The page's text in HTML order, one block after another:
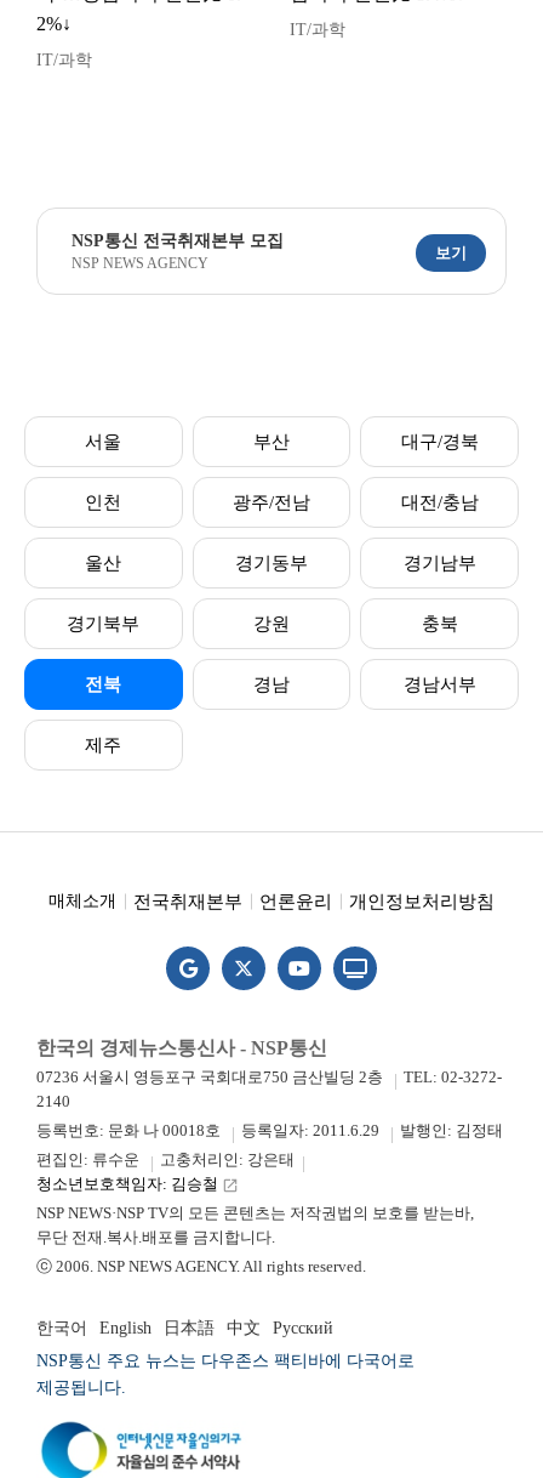
2%↓
IT/과학
IT/과학
NSP통신 전국취재본부 모집
NSP NEWS AGENCY
보기
서울 부산 대구/경북
인천 광주/전남 대전/충남
울산 경기동부 경기남부
경기북부 강원 충북
전북 경남 경남서부
제주
매체소개 전국취재본부 언론윤리 개인정보처리방침
한국의 경제뉴스통신사 - NSP통신
07236 서울시 영등포구 국회대로750 금산빌딩 2층
TEL: 02-3272-
2140
등록번호: 문화 나 00018호
등록일자: 2011.6.29
발행인: 김정태
편집인: 류수운
고충처리인: 강은태
청소년보호책임자: 김승철 launch
NSP NEWS·NSP TV의 모든 콘텐츠는 저작권법의 보호를 받는바,
무단 전재.복사.배포를 금지합니다.
ⓒ 2006. NSP NEWS AGENCY. All rights reserved.
한국어 English 日本語 中文
Русский
NSP통신 주요 뉴스는 다우존스 팩티바에 다국어로
제공됩니다.